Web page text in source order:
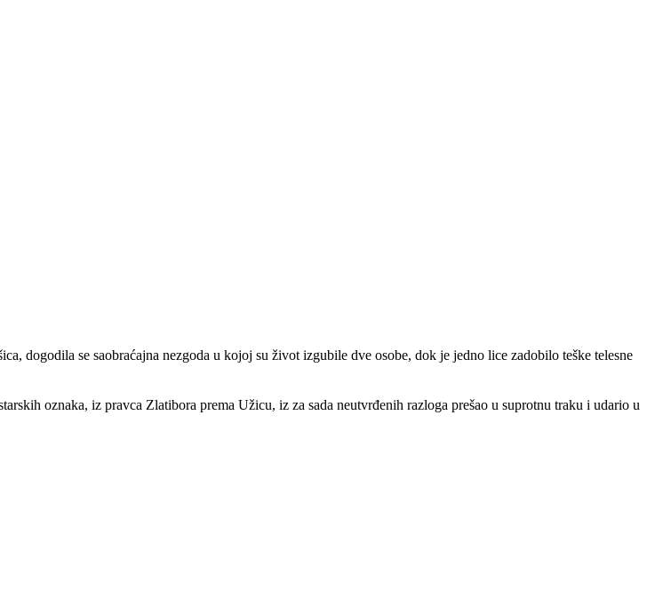
dogodila se saobraćajna nezgoda u kojoj su život izgubile dve osobe, dok je jedno lice zadobilo teške telesne
oznaka, iz pravca Zlatibora prema Užicu, iz za sada neutvrđenih razloga prešao u suprotnu traku i udario u